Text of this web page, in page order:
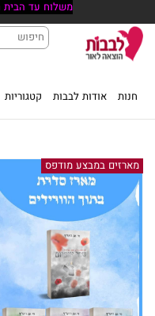
משלוח עד הבית
חנות אודות לבבות קטגוריות
מארזים במבצע
מארזים במבצע מודפס